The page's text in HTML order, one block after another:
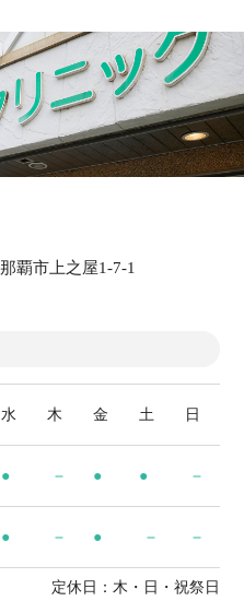
覇市上之屋1-7-1
水 木 金 土 日
● ● ●
● ●
定休日：木・日・祝祭日